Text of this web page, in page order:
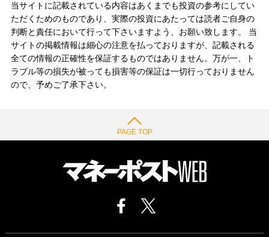
当サイトに記載されている内容はあくまでも投資の参考にしてい
ただくためのものであり、実際の投資にあたっては読者ご自身の
判断と責任において行って下さいますよう、お願い致します。 当
サイトの掲載情報は細心の注意を払っておりますが、記載される
全ての情報の正確性を保証するものではありません。万が一、ト
ラブル等の損失が被っても損害等の保証は一切行っておりません
ので、予めご了承下さい。
PAGE TOP